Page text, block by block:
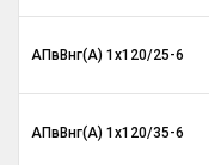
АПвВнг(A) 1х120/25-6
АПвВнг(A) 1х120/35-6